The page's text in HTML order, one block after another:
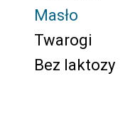
Masło
Twarogi
Bez laktozy